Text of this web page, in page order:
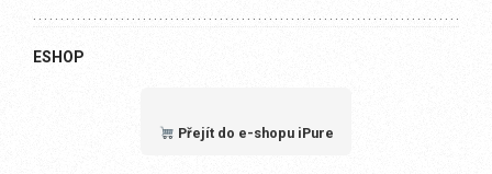
ESHOP
Přejít do e-shopu iPure